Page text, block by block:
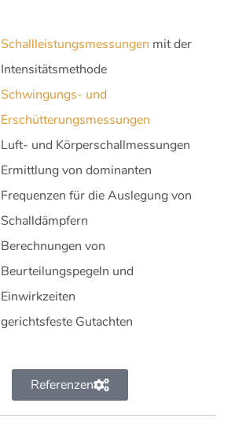
Schallleistungsmessungen mit der
Intensitätsmethode
Schwingungs- und
Erschütterungsmessungen
Luft- und Körperschallmessungen
Ermittlung von dominanten
Frequenzen für die Auslegung von
Schalldämpfern
Berechnungen von
Beurteilungspegeln und
Einwirkzeiten
gerichtsfeste Gutachten
Referenzen